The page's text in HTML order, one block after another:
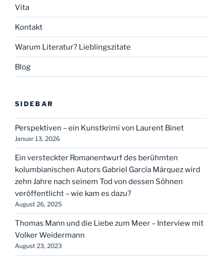
Vita
Kontakt
Warum Literatur? Lieblingszitate
Blog
SIDEBAR
Perspektiven – ein Kunstkrimi von Laurent Binet
Januar 13, 2026
Ein versteckter Romanentwurf des berühmten
kolumbianischen Autors Gabriel García Márquez wird
zehn Jahre nach seinem Tod von dessen Söhnen
veröffentlicht – wie kam es dazu?
August 26, 2025
Thomas Mann und die Liebe zum Meer – Interview mit
Volker Weidermann
August 23, 2023